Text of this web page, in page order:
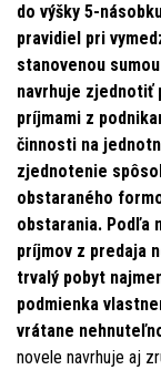
do výšky 5-
pravidiel pri
stanovenou
navrhuje zjednotiť
príjmami z
činnosti na
zjednotenie
obstaraného
obstarania. Podľa
príjmov z predaja
trvalý pobyt
podmienka
vrátane
novele navrhuje aj